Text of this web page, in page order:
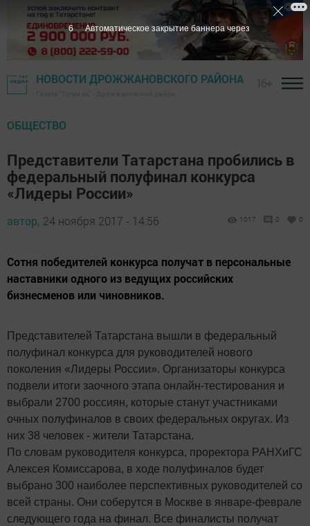
НОВОСТИ ДРОЖЖАНОВСКОГО РАЙОНА
ОБЩЕСТВО
Представители Татарстана пробились в
федеральный полуфинал конкурса
«Лидеры России»
автор, 24 ноября 2017 - 14:56 1017 0 0
Сотня победителей конкурса получат в персональные
наставники одного из ведущих российских
бизнесменов или чиновников.
Представителей Татарстана вышли в федеральный
полуфинал конкурса для руководителей нового
поколения «Лидеры России». Организаторы конкурса
подвели итоги заочного этапа онлайн-тестирования и
выбрали 2700 россиян, которые станут участниками
очных полуфиналов в своих федеральных округах. Из
них 38 человек - жители Татарстана.
По словам руководителя конкурса, проректора РАНХиГС
Алексея Комиссарова, в ходе полуфиналов будет
выбрано 300 наиболее перспективных руководителей со
всей страны. Они соберутся в Москве в январе-феврале
следующего года на финал. Все финалисты получат
5 Автоматическое закрытие баннера через